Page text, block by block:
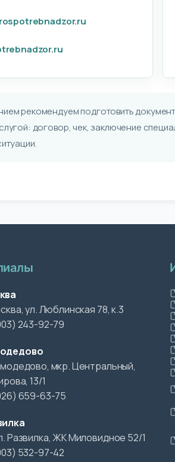
рекомендуем подготовить
договор, чек, заключение
ул. Люблинская 78, к.3
243-92-79
мкр. Центральный,
13/1
659-63-75
Развилка, ЖК Миловидное 52/1
532-97-42